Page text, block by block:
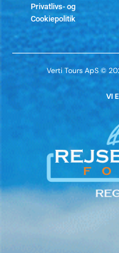
Privatlivs- og
Cookiepolitik
Verti Tours ApS ©
VI